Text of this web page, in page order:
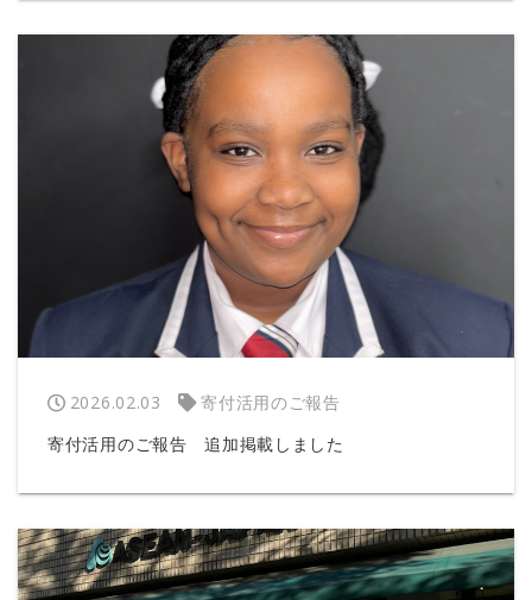
2026.02.03
寄付活用のご報告
寄付活用のご報告 追加掲載しました